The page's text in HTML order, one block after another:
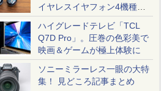
イヤレスイヤフォン4機種を
一気に聴く
ハイグレードテレビ「TCL
Q7D Pro」。圧巻の色彩美で
映画＆ゲームが極上体験に
ソニーミラーレス一眼の大特
集！ 見どころ記事まとめ